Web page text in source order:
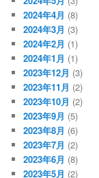
2024年4月 (8)
2024年3月 (3)
2024年2月 (1)
2024年1月 (1)
2023年12月 (3)
2023年11月 (2)
2023年10月 (2)
2023年9月 (5)
2023年8月 (6)
2023年7月 (2)
2023年6月 (8)
2023年5月 (2)